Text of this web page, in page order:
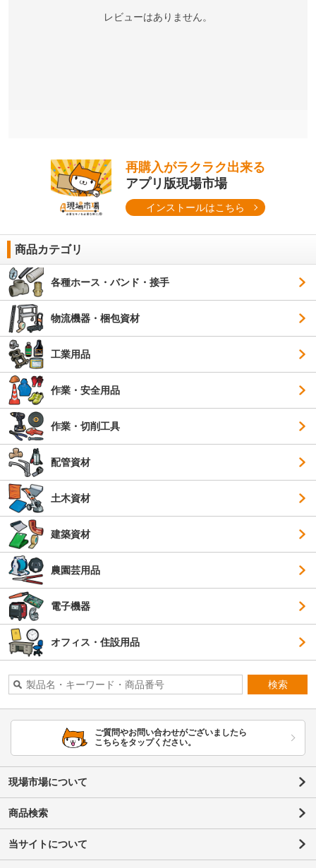
レビューはありません。
再購入がラクラク出来る
アプリ版現場市場
インストールはこちら
商品カテゴリ
各種ホース・バンド・接手
物流機器・梱包資材
工業用品
作業・安全用品
作業・切削工具
配管資材
土木資材
建築資材
農園芸用品
電子機器
オフィス・住設用品
検索
ご質問やお問い合わせがございましたら
こちらをタップください。
現場市場について
商品検索
当サイトについて